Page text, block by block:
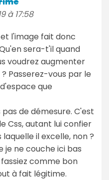
à 17:58
l'image fait donc
sera-t'il quand
voudrez augmenter
Passerez-vous par le
que
de démesure. C'est
Css, autant lui confier
il excelle, non ?
je ne couche ici bas
comme bon
à fait légitime.